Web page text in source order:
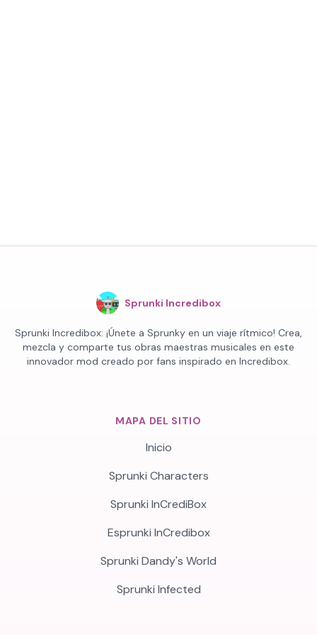
Sprunki Incredibox
Sprunki Incredibox: ¡Únete a Sprunky en un viaje rítmico! Crea,
mezcla y comparte tus obras maestras musicales en este
innovador mod creado por fans inspirado en Incredibox.
MAPA DEL SITIO
Inicio
Sprunki Characters
Sprunki InCrediBox
Esprunki InCredibox
Sprunki Dandy's World
Sprunki Infected